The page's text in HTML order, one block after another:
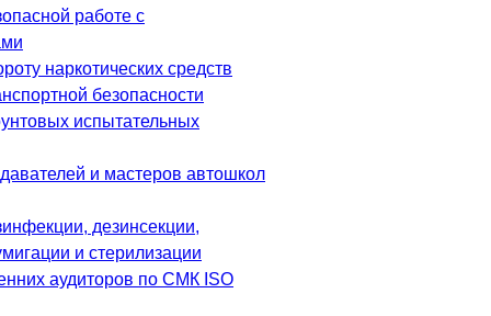
работе с
наркотических средств
безопасности
испытательных
и мастеров автошкол
дезинсекции,
и стерилизации
аудиторов по СМК ISO